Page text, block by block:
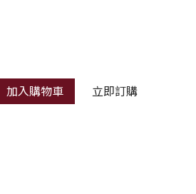
加入購物車 立即訂購